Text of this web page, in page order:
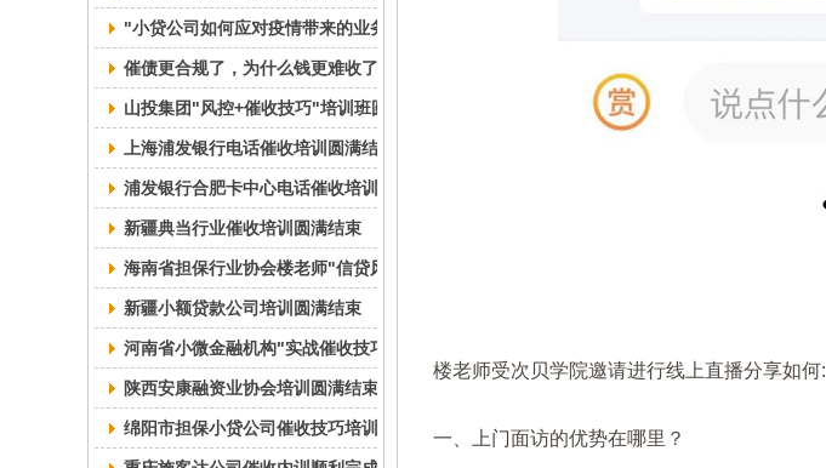
"小贷公司如何应对疫情带来的业务影响"线上培训圆满结束
催债更合规了，为什么钱更难收了？——楼老师接受21世纪经济报道采访
山投集团"风控+催收技巧"培训班圆满结束
上海浦发银行电话催收培训圆满结束
浦发银行合肥卡中心电话催收培训圆满结束
新疆典当行业催收培训圆满结束
海南省担保行业协会楼老师"信贷风控催收私房课"圆满结束
新疆小额贷款公司培训圆满结束
河南省小微金融机构"实战催收技巧"培训圆满结束
陕西安康融资业协会培训圆满结束
绵阳市担保小贷公司催收技巧培训圆满结束
楼老师受次贝学院邀请进行线上直播分享如何:
一、上门面访的优势在哪里？